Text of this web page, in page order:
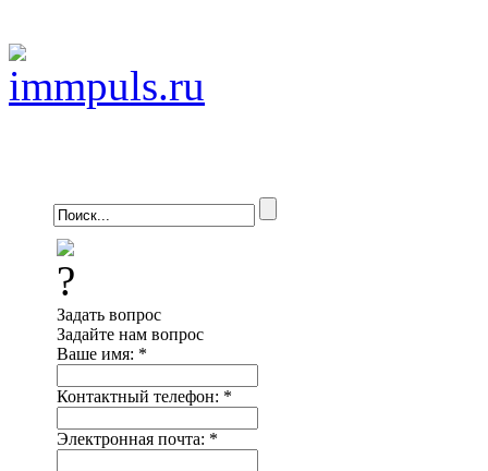
Задать вопрос
Задайте нам вопрос
Ваше имя: *
Контактный телефон: *
Электронная почта: *